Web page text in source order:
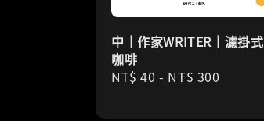
中｜作家WRITER｜濾掛式
咖啡
Regular
NT$ 40 - NT$ 300